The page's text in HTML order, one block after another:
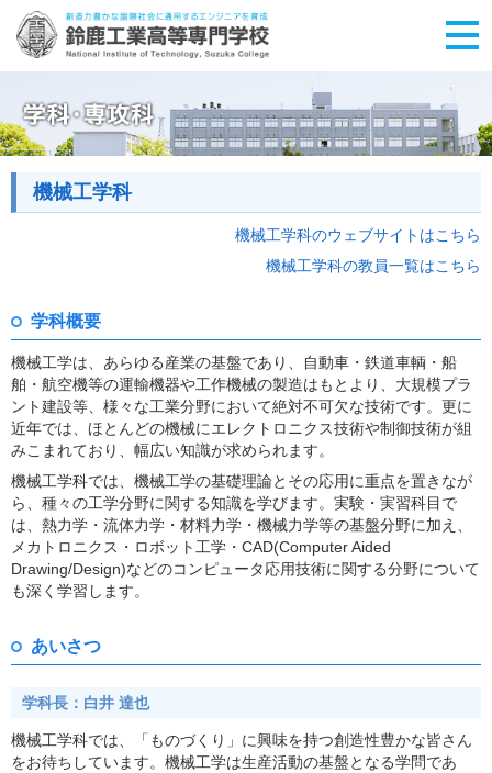
機械工学科
機械工学科のウェブサイトはこちら
機械工学科の教員一覧はこちら
学科概要
機械工学は、あらゆる産業の基盤であり、自動車・鉄道車輌・船
舶・航空機等の運輸機器や工作機械の製造はもとより、大規模プラ
ント建設等、様々な工業分野において絶対不可欠な技術です。更に
近年では、ほとんどの機械にエレクトロニクス技術や制御技術が組
みこまれており、幅広い知識が求められます。
機械工学科では、機械工学の基礎理論とその応用に重点を置きなが
ら、種々の工学分野に関する知識を学びます。実験・実習科目で
は、熱力学・流体力学・材料力学・機械力学等の基盤分野に加え、
メカトロニクス・ロボット工学・CAD(Computer Aided
Drawing/Design)などのコンピュータ応用技術に関する分野について
も深く学習します。
あいさつ
学科長：白井 達也
機械工学科では、「ものづくり」に興味を持つ創造性豊かな皆さん
をお待ちしています。機械工学は生産活動の基盤となる学問であ